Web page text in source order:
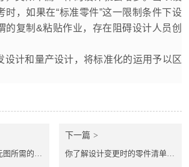
时，如果在“标准零件”这一限制条件下设
的复制&粘贴作业，存在阻碍设计人员创
设计和量产设计，将标准化的运用予以区
你知道装配图和单元图所需的“零件清单”的要点是什么吗？
下一篇
你了解设计变更时的零件清单的管理方法吗？